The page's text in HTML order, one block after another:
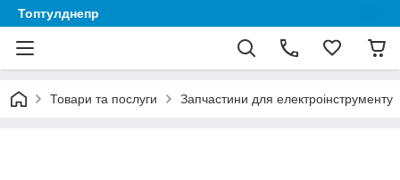
Топтулднепр
Товари та послуги Запчастини для електроінструменту